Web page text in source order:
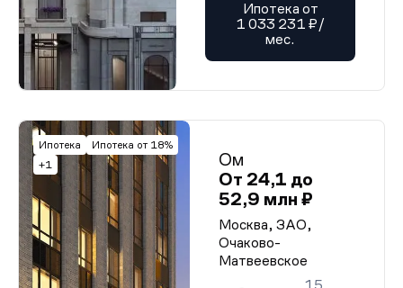
Ипотека от
1 033 231 ₽/
мес.
Ипотека
Ипотека от 18%
+1
Ом
От 24,1 до
52,9 млн ₽
Москва, ЗАО,
Очаково-
Матвеевское
15